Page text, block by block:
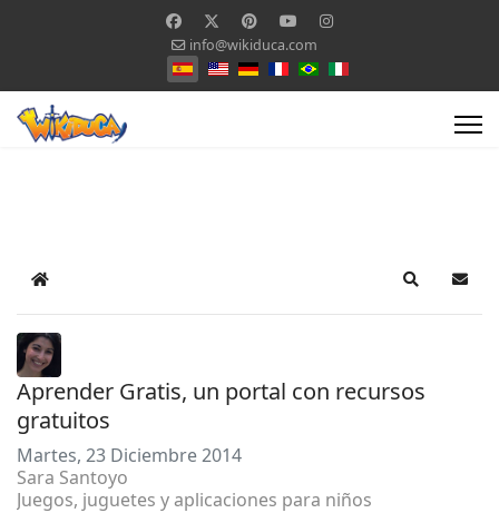
info@wikiduca.com
Seleccione su idioma
Home Search
Aprender Gratis, un portal con recursos
gratuitos
Martes, 23 Diciembre 2014
Sara Santoyo
Juegos, juguetes y aplicaciones para niños